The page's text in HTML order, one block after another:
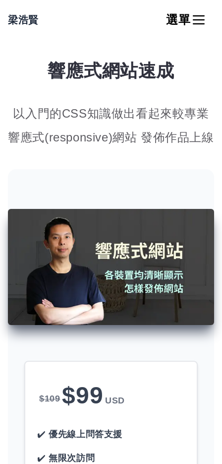
梁浩賢 選單
響應式網站速成
以入門的CSS知識做出看起來較專業
響應式(responsive)網站 發佈作品上線
$109 $99 USD
優先線上問答支援
無限次訪問